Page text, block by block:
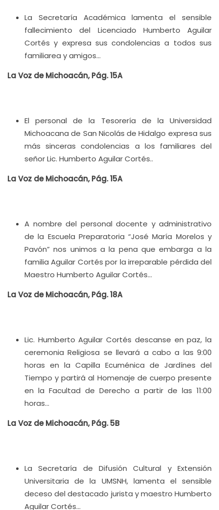
La Secretaría Académica lamenta el sensible
fallecimiento del Licenciado Humberto Aguilar
Cortés y expresa sus condolencias a todos sus
familiarea y amigos…
La Voz de Michoacán, Pág. 15A
El personal de la Tesorería de la Universidad
Michoacana de San Nicolás de Hidalgo expresa sus
más sinceras condolencias a los familiares del
señor Lic. Humberto Aguilar Cortés..
La Voz de Michoacán, Pág. 15A
A nombre del personal docente y administrativo
de la Escuela Preparatoria “José María Morelos y
Pavón” nos unimos a la pena que embarga a la
familia Aguilar Cortés por la irreparable pérdida del
Maestro Humberto Aguilar Cortés…
La Voz de Michoacán, Pág. 18A
Lic. Humberto Aguilar Cortés descanse en paz, la
ceremonia Religiosa se llevará a cabo a las 9:00
horas en la Capilla Ecuménica de Jardínes del
Tiempo y partirá al Homenaje de cuerpo presente
en la Facultad de Derecho a partir de las 11:00
horas…
La Voz de Michoacán, Pág. 5B
La Secretaría de Difusión Cultural y Extensión
Universitaria de la UMSNH, lamenta el sensible
deceso del destacado jurista y maestro Humberto
Aguilar Cortés…